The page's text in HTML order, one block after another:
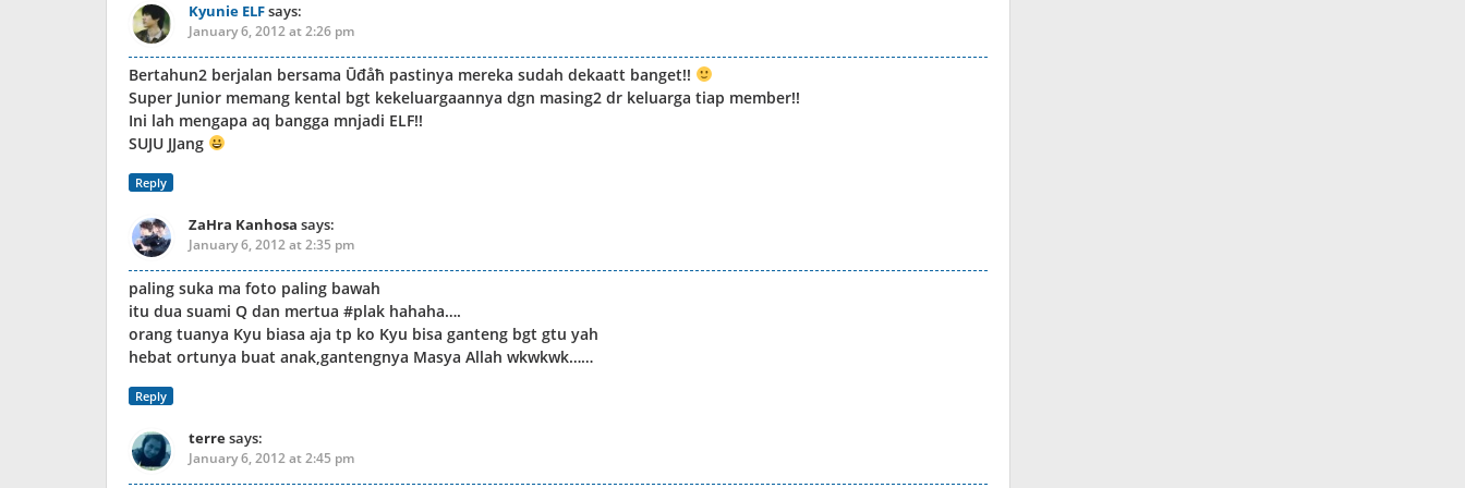
Kyunie ELFsays:
January 6, 2012 at 2:26 pm
Bertahun2 berjalan bersama Ūđåћ pastinya mereka sudah dekaatt banget!!
Super Junior memang kental bgt kekeluargaannya dgn masing2 dr keluarga tiap member!!
Ini lah mengapa aq bangga mnjadi ELF!!
SUJU JJang
Reply
ZaHra Kanhosa says:
January 6, 2012 at 2:35 pm
paling suka ma foto paling bawah
itu dua suami Q dan mertua #plak hahaha….
orang tuanya Kyu biasa aja tp ko Kyu bisa ganteng bgt gtu yah
hebat ortunya buat anak,gantengnya Masya Allah wkwkwk……
Reply
terresays:
January 6, 2012 at 2:45 pm